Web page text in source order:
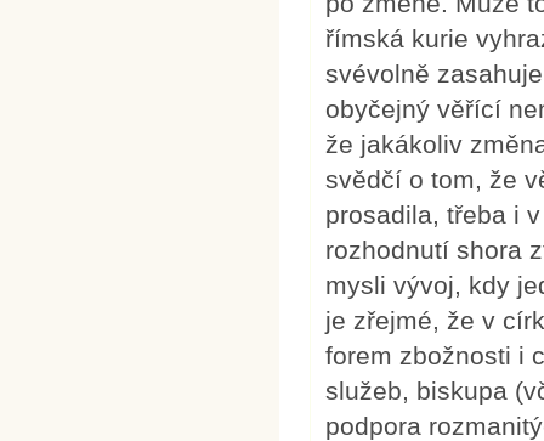
římská kurie
svévolně
obyčejný věřící
že jakákoliv
svědčí o tom, že
prosadila, třeba i
rozhodnutí shora
mysli vývoj, kdy
je zřejmé, že v
forem zbožnosti i
služeb, biskupa
podpora